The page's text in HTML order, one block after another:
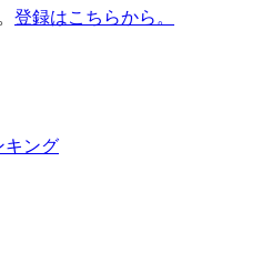
登録はこちらから。
キング